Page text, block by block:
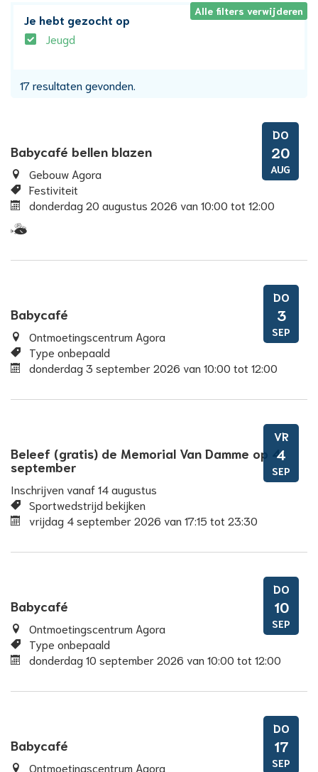
Je hebt gezocht op
Jeugd
Alle filters verwijderen
17 resultaten gevonden.
Babycafé bellen blazen
Gebouw Agora
Festiviteit
donderdag 20 augustus 2026 van10:00 tot 12:00
Samen
kinderen
DO
20
AUG
Babycafé
Ontmoetingscentrum Agora
Type onbepaald
donderdag 3 september 2026 van10:00 tot 12:00
DO
3
SEP
Beleef (gratis) de Memorial Van Damme op 4
september
Inschrijven vanaf 14 augustus
Sportwedstrijd bekijken
vrijdag 4 september 2026 van17:15 tot 23:30
VR
4
SEP
Babycafé
Ontmoetingscentrum Agora
Type onbepaald
donderdag 10 september 2026 van10:00 tot 12:00
DO
10
SEP
Babycafé
Ontmoetingscentrum Agora
DO
17
SEP